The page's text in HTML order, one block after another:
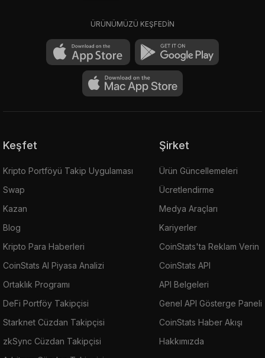
ÜRÜNÜMÜZÜ KEŞFEDİN
Keşfet
Kripto Portföyü Takip Uygulaması
Swap
Kazan
Blog
Kripto Para Haberleri
CoinStats AI Piyasa Analizi
Ortaklık Programı
DeFi Portföy Takipçisi
Starknet Cüzdan Takipçisi
zkSync Cüzdan Takipçisi
Şirket
Ürün Güncellemeleri
Ücretlendirme
Medya Araçları
Kariyerler
CoinStats'ta Reklam Verin
CoinStats API
API Belgeleri
Genel API Gösterge Paneli
CoinStats Haber Akışı
Hakkımızda